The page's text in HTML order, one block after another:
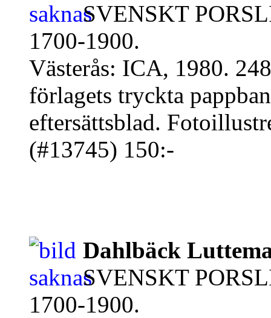
SVENSKT
1700-1900.
Västerås: ICA, 1980.
förlagets tryckta
eftersättsblad.
(#13745) 150:-
Dahlbäck
SVENSKT
1700-1900.